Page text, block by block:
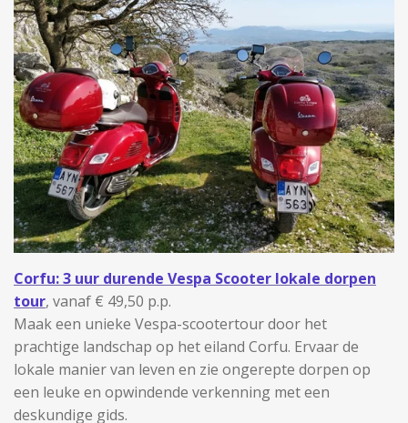
Corfu: 3 uur durende Vespa Scooter lokale dorpen
tour, vanaf € 49,50 p.p.
Maak een unieke Vespa-scootertour door het
prachtige landschap op het eiland Corfu. Ervaar de
lokale manier van leven en zie ongerepte dorpen op
een leuke en opwindende verkenning met een
deskundige gids.